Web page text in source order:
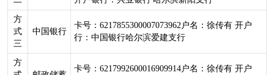
方
式
三
中国银行
卡号：6217855300007073962户名：徐传有 开户
行：中国银行哈尔滨爱建支行
方
卡号：6217992600016909914户名：徐传有 开户